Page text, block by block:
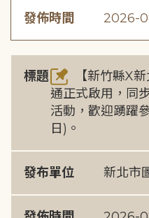
發佈時間 2026-
標題
【新竹縣X
通正式啟用，同
活動，歡迎踴躍
日)。
發布單位 新北市